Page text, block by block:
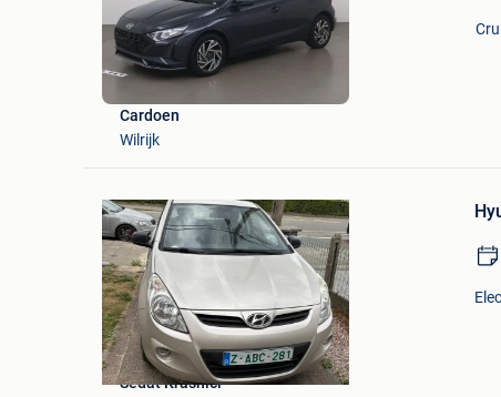
Mijn
Favorieten
Cardoen
Wilrijk
Mijn
Favorieten
Sedat Krasnici